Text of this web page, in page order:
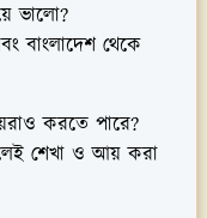
ভালো?
বাংলাদেশ থেকে
করতে পারে?
শেখা ও আয় করা